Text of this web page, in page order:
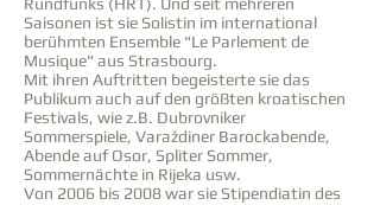
Saisonen ist sie Solistin im international
berühmten Ensemble "Le Parlement de
Musique" aus Strasbourg.
Mit ihren Auftritten begeisterte sie das
Publikum auch auf den größten kroatischen
Festivals, wie z.B. Dubrovniker
Sommerspiele, Varaždiner Barockabende,
Abende auf Osor, Spliter Sommer,
Sommernächte in Rijeka usw.
Von 2006 bis 2008 war sie Stipendiatin des